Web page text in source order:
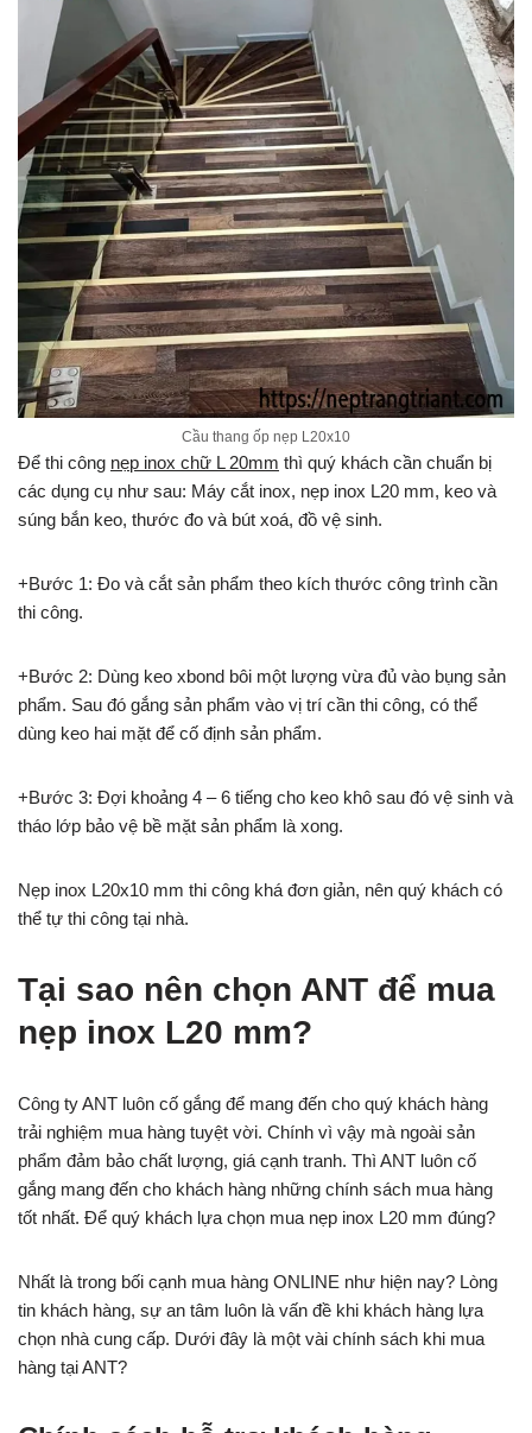
Cầu thang ốp nẹp L20x10
Để thi công nẹp inox chữ L 20mm thì quý khách cần chuẩn bị
các dụng cụ như sau: Máy cắt inox, nẹp inox L20 mm, keo và
súng bắn keo, thước đo và bút xoá, đồ vệ sinh.
+Bước 1: Đo và cắt sản phẩm theo kích thước công trình cần
thi công.
+Bước 2: Dùng keo xbond bôi một lượng vừa đủ vào bụng sản
phẩm. Sau đó gắng sản phẩm vào vị trí cần thi công, có thể
dùng keo hai mặt để cố định sản phẩm.
+Bước 3: Đợi khoảng 4 – 6 tiếng cho keo khô sau đó vệ sinh và
tháo lớp bảo vệ bề mặt sản phẩm là xong.
Nẹp inox L20x10 mm thi công khá đơn giản, nên quý khách có
thể tự thi công tại nhà.
Tại sao nên chọn ANT để mua
nẹp inox L20 mm?
Công ty ANT luôn cố gắng để mang đến cho quý khách hàng
trải nghiệm mua hàng tuyệt vời. Chính vì vậy mà ngoài sản
phẩm đảm bảo chất lượng, giá cạnh tranh. Thì ANT luôn cố
gắng mang đến cho khách hàng những chính sách mua hàng
tốt nhất. Để quý khách lựa chọn mua nẹp inox L20 mm đúng?
Nhất là trong bối cạnh mua hàng ONLINE như hiện nay? Lòng
tin khách hàng, sự an tâm luôn là vấn đề khi khách hàng lựa
chọn nhà cung cấp. Dưới đây là một vài chính sách khi mua
hàng tại ANT?